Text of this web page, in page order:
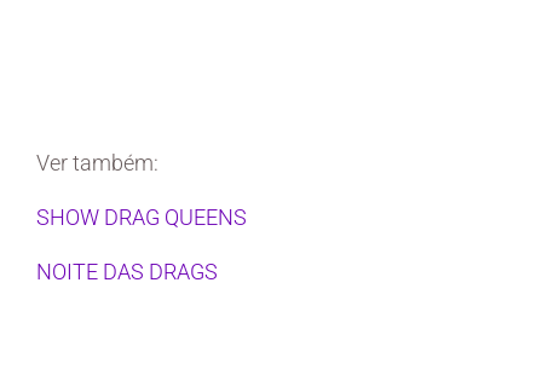
Ver também:
SHOW DRAG QUEENS
NOITE DAS DRAGS